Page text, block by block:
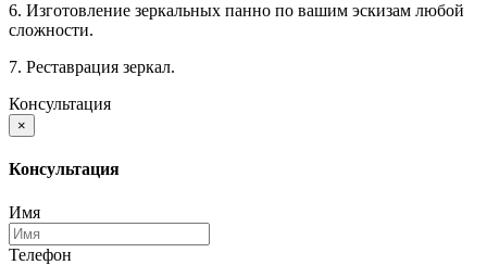
6. Изготовление зеркальных панно по вашим эскизам любой
сложности.
7. Реставрация зеркал.
Консультация
×
Консультация
Имя
Телефон